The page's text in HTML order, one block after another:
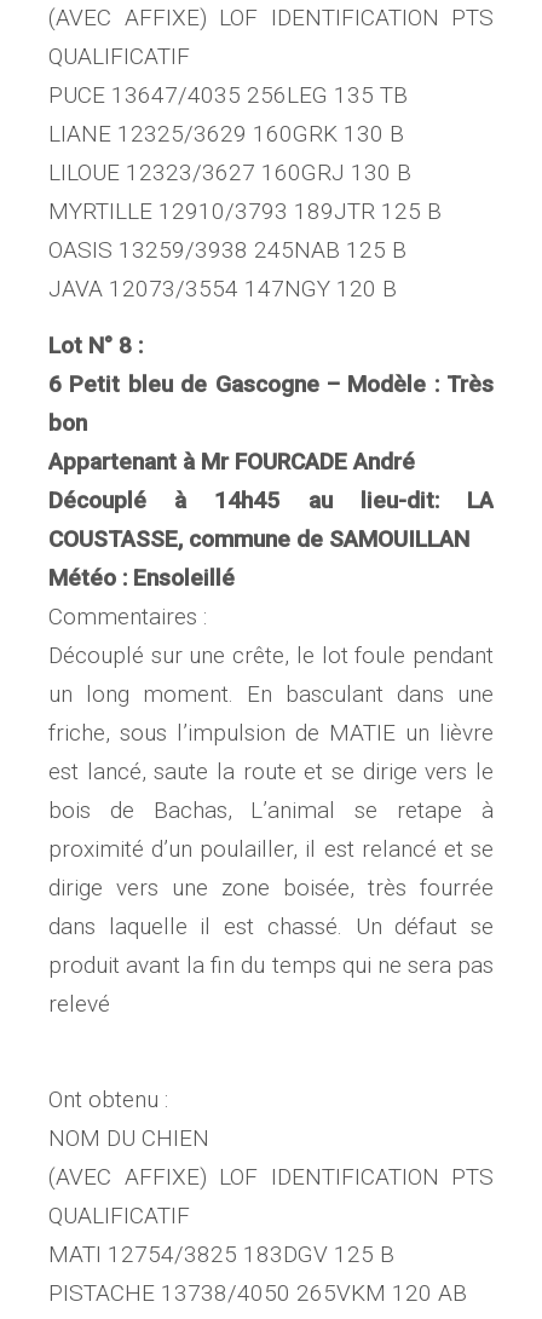
(AVEC AFFIXE) LOF IDENTIFICATION PTS
QUALIFICATIF
PUCE 13647/4035 256LEG 135 TB
LIANE 12325/3629 160GRK 130 B
LILOUE 12323/3627 160GRJ 130 B
MYRTILLE 12910/3793 189JTR 125 B
OASIS 13259/3938 245NAB 125 B
JAVA 12073/3554 147NGY 120 B
Lot N° 8 :
6 Petit bleu de Gascogne – Modèle : Très
bon
Appartenant à Mr FOURCADE André
Découplé à 14h45 au lieu-dit: LA
COUSTASSE, commune de SAMOUILLAN
Météo : Ensoleillé
Commentaires :
Découplé sur une crête, le lot foule pendant
un long moment. En basculant dans une
friche, sous l’impulsion de MATIE un lièvre
est lancé, saute la route et se dirige vers le
bois de Bachas, L’animal se retape à
proximité d’un poulailler, il est relancé et se
dirige vers une zone boisée, très fourrée
dans laquelle il est chassé. Un défaut se
produit avant la fin du temps qui ne sera pas
relevé
Ont obtenu :
NOM DU CHIEN
(AVEC AFFIXE) LOF IDENTIFICATION PTS
QUALIFICATIF
MATI 12754/3825 183DGV 125 B
PISTACHE 13738/4050 265VKM 120 AB